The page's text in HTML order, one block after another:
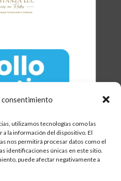
utilizamos tecnologías como las
a la información del dispositivo. El
nos permitirá procesar datos como el
identificaciones únicas en este sitio.
puede afectar negativamente a